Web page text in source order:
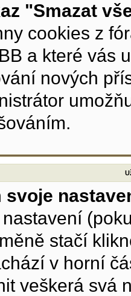
"Smazat
cookies z
a které vás
nových
svoje
stačí
v horní
veškerá svá